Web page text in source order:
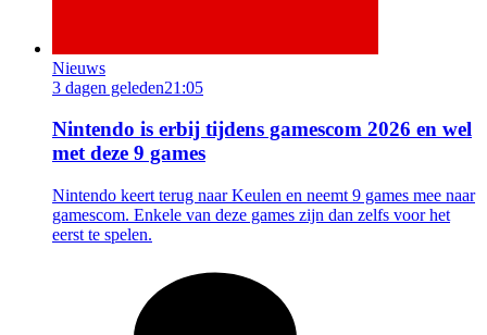
Nieuws
3 dagen geleden21:05
Nintendo is erbij tijdens gamescom 2026 en wel
met deze 9 games
Nintendo keert terug naar Keulen en neemt 9 games mee naar
gamescom. Enkele van deze games zijn dan zelfs voor het
eerst te spelen.